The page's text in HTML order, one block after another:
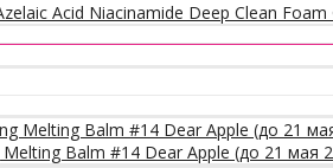
Acid Niacinamide Deep Clean Foam
Balm #14 Dear Apple (до 21 мая